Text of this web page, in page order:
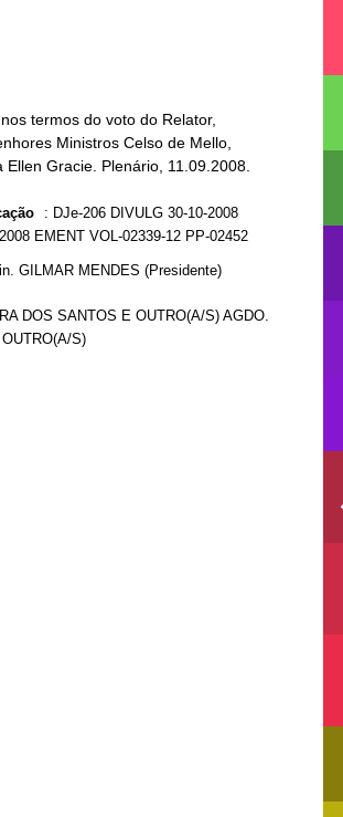
termos do voto do Relator,
Ministros Celso de Mello,
Gracie. Plenário, 11.09.2008.
: DJe-206 DIVULG 30-10-2008
EMENT VOL-02339-12 PP-02452
GILMAR MENDES (Presidente)
DOS SANTOS E OUTRO(A/S) AGDO.
S)